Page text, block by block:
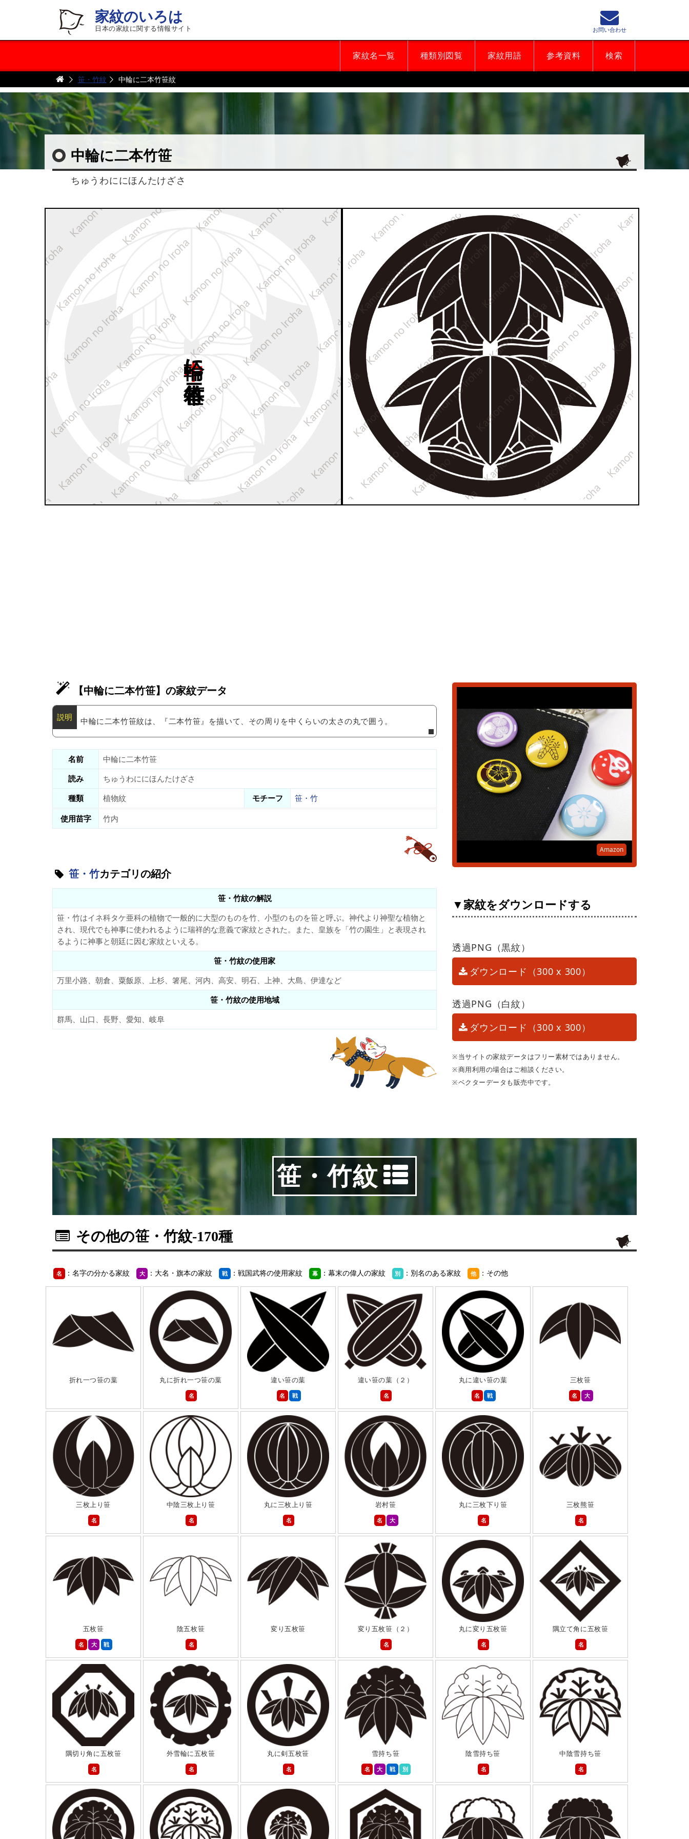
家紋のいろは
日本の家紋に関する情報サイト
家紋名一覧 種類別図覧 家紋用語 参考資料 検索
お問い合わせ
笹・竹紋 中輪に二本竹笹紋
中輪に二本竹笹
ちゅうわににほんたけざさ
二本竹笹
【中輪に二本竹笹】の家紋データ
中輪に二本竹笹紋は、『二本竹笹』を描いて、その周りを中くらいの太さの丸で囲う。
名前
中輪に二本竹笹
読み
ちゅうわににほんたけざさ
種類
植物紋 モチーフ
笹・竹
使用苗字
竹内
笹・竹カテゴリの紹介
笹・竹紋の解説
笹・竹はイネ科タケ亜科の植物で一般的に大型のものを竹、小型のものを笹と呼ぶ。神代より神聖な植物と
され、現代でも神事に使われるように瑞祥的な意義で家紋とされた。また、皇族を「竹の園生」と表現され
るように神事と朝廷に因む家紋といえる。
笹・竹紋の使用家
万里小路、朝倉、粟飯原、上杉、箸尾、河内、高安、明石、上神、大島、伊達など
笹・竹紋の使用地域
群馬、山口、長野、愛知、岐阜
Amazon
▼家紋をダウンロードする
透過PNG（黒紋）
ダウンロード（300 x 300）
透過PNG（白紋）
ダウンロード（300 x 300）
※当サイトの家紋データはフリー素材ではありません。
※商用利用の場合はご相談ください。
※ベクターデータも販売中です。
笹・竹紋
その他の笹・竹紋-170種
名 ：名字の分かる家紋 大 ：大名・旗本の家紋 戦 ：戦国武将の使用家紋 幕 ：幕末の偉人の家紋 別 ：別名のある家紋 他 ：その他
折れ一つ笹の葉
丸に折れ一つ笹の葉
名
違い笹の葉
名
戦
違い笹の葉（２）
名
丸に違い笹の葉
名
戦
三枚笹
名
大
三枚上り笹
名
中陰三枚上り笹
名
丸に三枚上り笹
名
岩村笹
名
大
丸に三枚下り笹
名
三枚熊笹
名
五枚笹
名
大 戦
陰五枚笹
名
変り五枚笹
変り五枚笹（２）
名
丸に変り五枚笹
名
隅立て角に五枚笹
名
隅切り角に五枚笹
名
外雪輪に五枚笹
名
丸に剣五枚笹
名
雪持ち笹
名
大 戦 別
陰雪持ち笹
名
中陰雪持ち笹
名